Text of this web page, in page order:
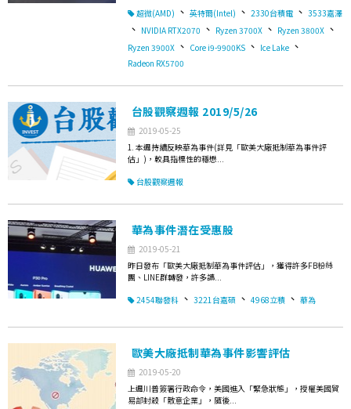
超微(AMD) 、 英特爾(Intel) 、 2330台積電 、 3533嘉澤
、 NVIDIA RTX2070 、 Ryzen 3700X 、 Ryzen 3800X 、
Ryzen 3900X 、 Core i9-9900KS 、 Ice Lake 、
Radeon RX5700
台股觀察週報 2019/5/26
2019-05-25
1. 本週持續反映華為事件(詳見「歐美大廠抵制華為事件評
估」)，較具指標性的穩懋...
台股觀察週報
華為事件潛在受惠股
2019-05-21
昨日發布「歐美大廠抵制華為事件評估」，獲得許多FB粉絲
團、LINE群轉發，許多讀...
2454聯發科 、 3221台嘉碩 、 4968立積 、 華為
歐美大廠抵制華為事件影響評估
2019-05-20
上週川普簽署行政命令，美國進入「緊急狀態」，授權美國貿
易部封殺「敵意企業」，隨後...